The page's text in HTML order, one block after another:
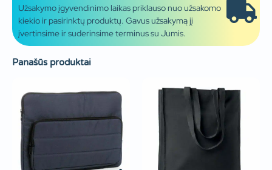
Užsakymo įgyvendinimo laikas priklauso nuo užsakomo
kiekio ir pasirinktų produktų. Gavus užsakymą jį
įvertinsime ir suderinsime terminus su Jumis.
Panašūs produktai